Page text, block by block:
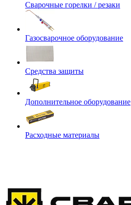
Сварочные горелки / резаки
Газосварочное оборудование
Средства защиты
Дополнительное оборудование
Расходные материалы